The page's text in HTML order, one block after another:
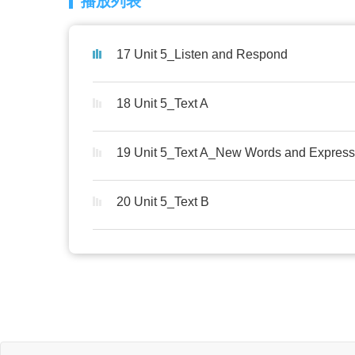
17 Unit 5_Listen and Respond
18 Unit 5_Text A
19 Unit 5_Text A_New Words and
20 Unit 5_Text B